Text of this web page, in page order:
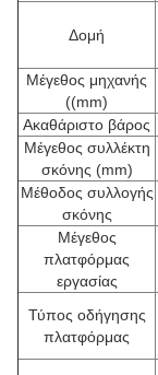
Δομή
Μέγεθος μηχανής
((mm)
Ακαθάριστο βάρος
Μέγεθος συλλέκτη
σκόνης (mm)
Μέθοδος συλλογής
σκόνης
Μέγεθος
πλατφόρμας
εργασίας
Τύπος οδήγησης
πλατφόρμας